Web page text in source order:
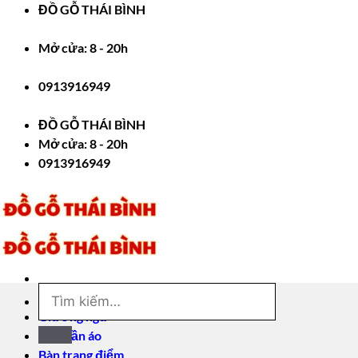
ĐỒ GỖ THÁI BÌNH
Mở cửa: 8 - 20h
0913916949
ĐỒ GỖ THÁI BÌNH
Mở cửa: 8 - 20h
0913916949
Giường ngủ
Tủ quần áo
Bàn trang điểm
kiếm: